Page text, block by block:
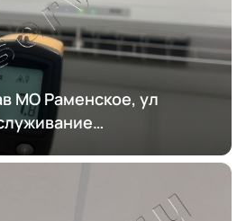
МО Раменское, ул